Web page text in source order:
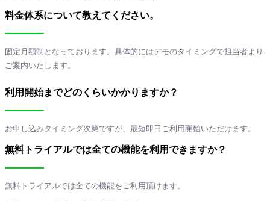
料金体系について教えてください。
固定月額制となっております。具体的にはデモのタイミングで担当者より
ご案内いたします。
利用開始までどのくらいかかりますか？
お申し込みタイミング次第ですが、最短即日ご利用開始いただけます。
無料トライアルでは全ての機能を利用できますか？
無料トライアルでは全ての機能をご利用頂けます。